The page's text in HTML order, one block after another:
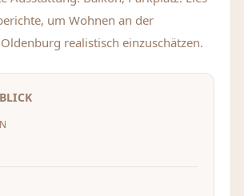
um Wohnen an der
realistisch einzuschätzen.